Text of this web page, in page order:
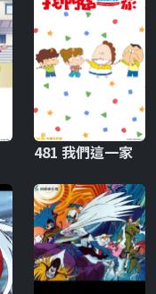
481 我們這一家